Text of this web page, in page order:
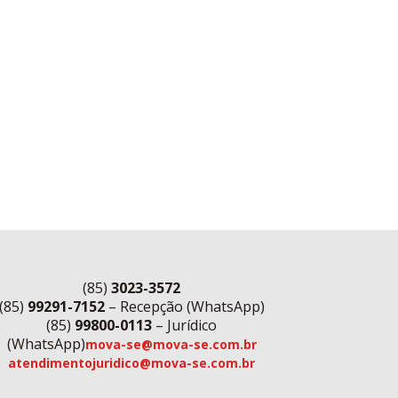
(85) 3023-3572
99291-7152– Recepção (WhatsApp)
(85) 99800-0113 – Jurídico
(WhatsApp)mova-se@mova-se.com.br
atendimentojuridico@mova-se.com.br